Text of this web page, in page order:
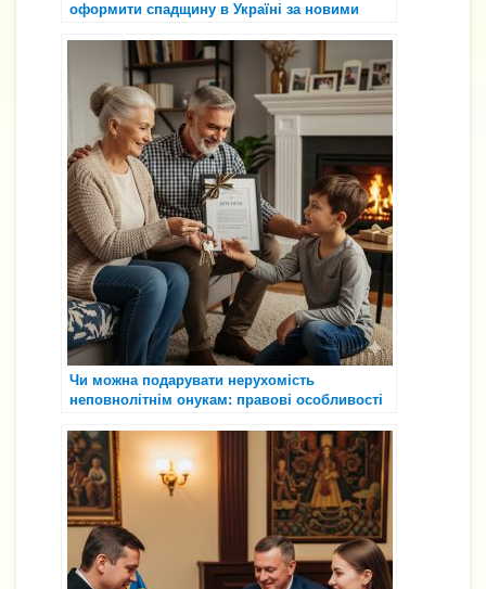
оформити спадщину в Україні за новими
Чи можна подарувати нерухомість
неповнолітнім онукам: правові особливості